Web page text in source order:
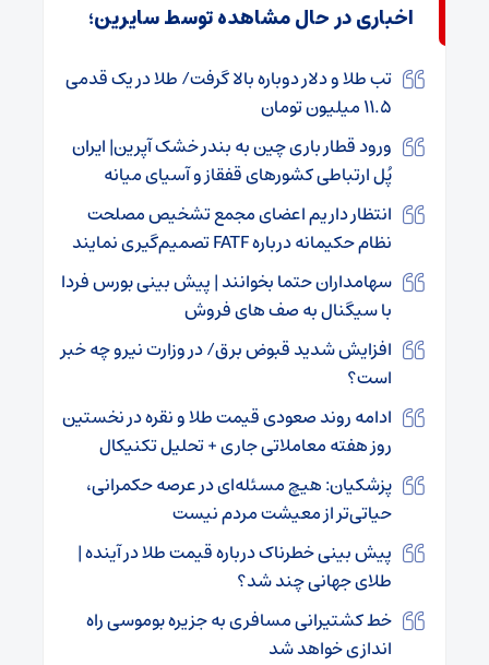
اخباری در حال مشاهده توسط سایرین؛
تب طلا و دلار دوباره بالا گرفت/ طلا در یک قدمی
۱۱.۵ میلیون تومان
ورود قطار باری چین به بندر خشک آپرین| ایران
پُل ارتباطی کشورهای قفقاز و آسیای میانه
انتظار داریم اعضای مجمع تشخیص مصلحت
نظام حکیمانه درباره FATF تصمیم‌گیری نمایند
سهامداران حتما بخوانند | پیش بینی بورس فردا
با سیگنال به صف های فروش
افزایش شدید قبوض برق/ در وزارت نیرو چه خبر
است؟
ادامه روند صعودی قیمت طلا و نقره در نخستین
روز هفته معاملاتی جاری + تحلیل تکنیکال
پزشکیان: هیچ مسئله‌ای در عرصه حکمرانی،
حیاتی‌تر از معیشت مردم نیست
پیش بینی خطرناک درباره قیمت طلا در آینده |
طلای جهانی چند شد؟
خط کشتیرانی مسافری به جزیره بوموسی راه
اندازی خواهد شد